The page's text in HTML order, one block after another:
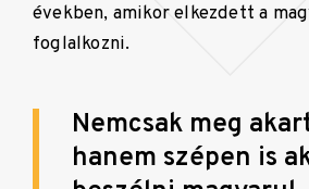
években, amikor elkezdett a
foglalkozni.
Nemcsak meg
hanem szépen is